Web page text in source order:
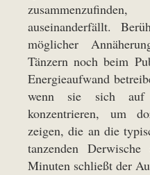
auseinanderfällt.
möglicher
Tänzern noch beim
Energieaufwand
wenn sie sich
konzentrieren, um
zeigen, die an die
tanzenden
Minuten schließt der